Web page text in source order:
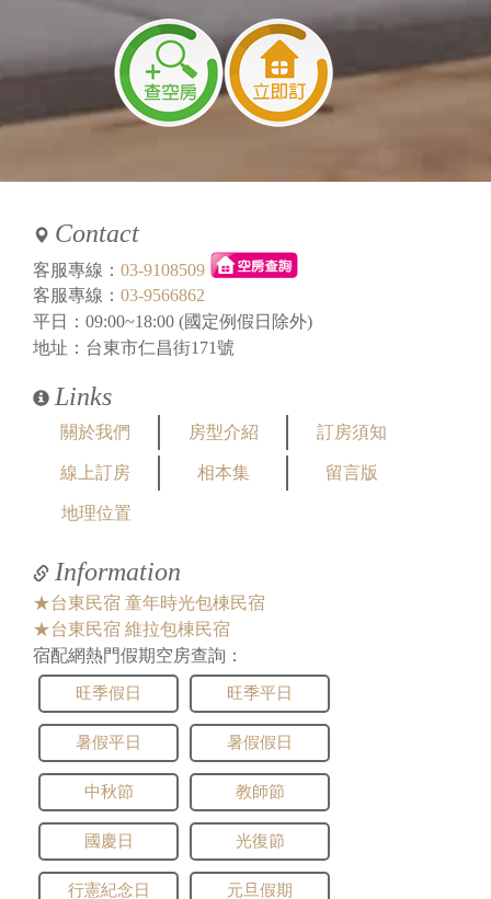
Contact
客服專線： 03-9108509
客服專線： 03-9566862
平日：09:00~18:00 (國定例假日除外)
地址：台東市仁昌街171號
Links
關於我們 房型介紹 訂房須知
線上訂房 相本集 留言版
地理位置
Information
★台東民宿 童年時光包棟民宿
★台東民宿 維拉包棟民宿
宿配網熱門假期空房查詢：
旺季假日 旺季平日
暑假平日 暑假假日
中秋節 教師節
國慶日 光復節
行憲紀念日 元旦假期